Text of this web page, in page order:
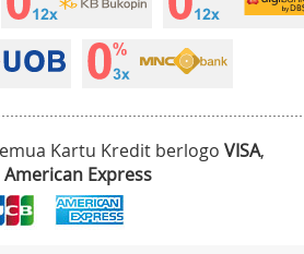
Kartu Kredit berlogo VISA,
American Express